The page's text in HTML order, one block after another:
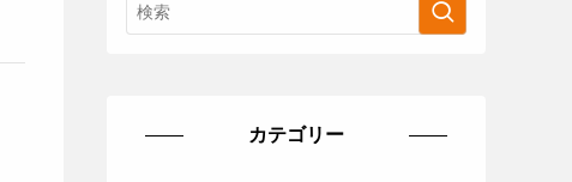
カテゴリー